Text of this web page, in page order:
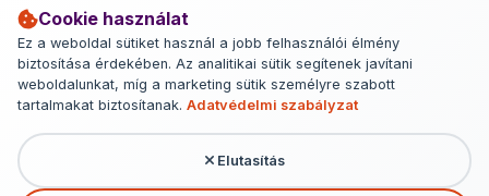
Cookie használat
Ez a weboldal sütiket használ a jobb felhasználói élmény
biztosítása érdekében. Az analitikai sütik segítenek javítani
weboldalunkat, míg a marketing sütik személyre szabott
tartalmakat biztosítanak. Adatvédelmi szabályzat
Elutasítás
2 299 Ft
RÉSZLETEK
10 490 Ft
RÉSZLETEK
További termékek - Betű- és